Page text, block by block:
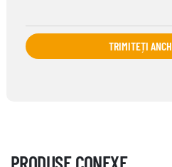
TRIMITEȚI